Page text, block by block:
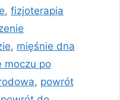
, fizjoterapia
, mięśnie dna
moczu po
, powrót